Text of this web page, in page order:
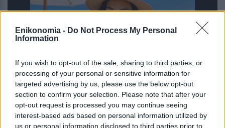
Enikonomia - Do Not Process My Personal
Information
If you wish to opt-out of the sale, sharing to third parties, or
processing of your personal or sensitive information for
targeted advertising by us, please use the below opt-out
section to confirm your selection. Please note that after your
opt-out request is processed you may continue seeing
interest-based ads based on personal information utilized by
us or personal information disclosed to third parties prior to
3 κοινά λάθη το καλοκαίρι που
αυξάνουν τον κίνδυνο για καρκίνο του
δέρματος – Πώς να προστατευτούμε;